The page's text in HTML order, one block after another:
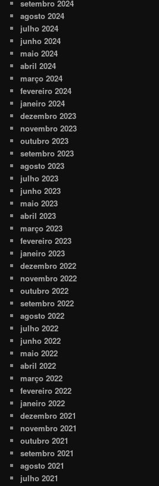
setembro 2024
agosto 2024
julho 2024
junho 2024
maio 2024
abril 2024
março 2024
fevereiro 2024
janeiro 2024
dezembro 2023
novembro 2023
outubro 2023
setembro 2023
agosto 2023
julho 2023
junho 2023
maio 2023
abril 2023
março 2023
fevereiro 2023
janeiro 2023
dezembro 2022
novembro 2022
outubro 2022
setembro 2022
agosto 2022
julho 2022
junho 2022
maio 2022
abril 2022
março 2022
fevereiro 2022
janeiro 2022
dezembro 2021
novembro 2021
outubro 2021
setembro 2021
agosto 2021
julho 2021